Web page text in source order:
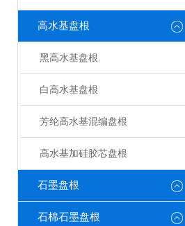
高水基盘根
黑高水基盘根
白高水基盘根
芳纶高水基混编盘根
高水基加硅胶芯盘根
石墨盘根
石棉石墨盘根